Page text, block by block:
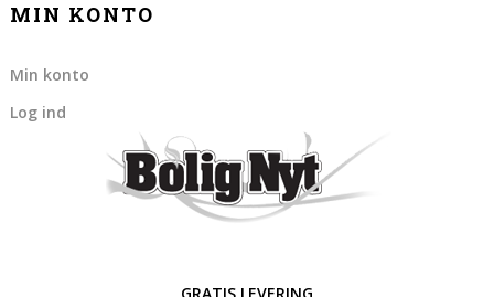
MIN KONTO
Min konto
Log ind